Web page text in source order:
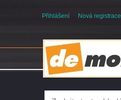
Přihlášení Nová registrace